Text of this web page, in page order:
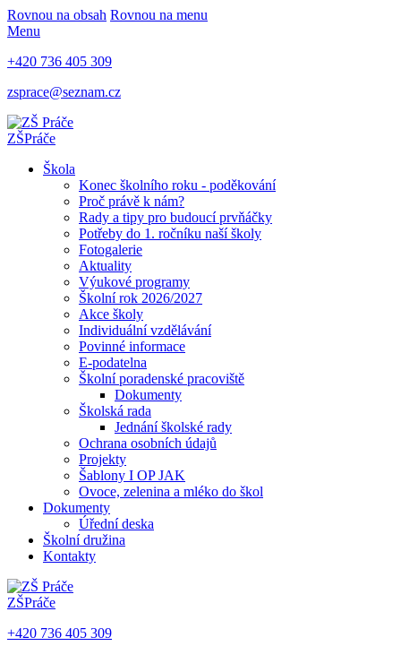
Rovnou na obsah Rovnou na menu
Menu
+420 736 405 309
zsprace@seznam.cz
ZŠPráče
Škola
Konec školního roku - poděkování
Proč právě k nám?
Rady a tipy pro budoucí prvňáčky
Potřeby do 1. ročníku naší školy
Fotogalerie
Aktuality
Výukové programy
Školní rok 2026/2027
Akce školy
Individuální vzdělávání
Povinné informace
E-podatelna
Školní poradenské pracoviště
Dokumenty
Školská rada
Jednání školské rady
Ochrana osobních údajů
Projekty
Šablony I OP JAK
Ovoce, zelenina a mléko do škol
Dokumenty
Úřední deska
Školní družina
Kontakty
ZŠPráče
+420 736 405 309